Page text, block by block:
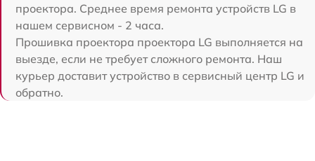
проектора. Среднее время ремонта устройств LG в
нашем сервисном - 2 часа.
Прошивка проектора проектора LG выполняется на
выезде, если не требует сложного ремонта. Наш
курьер доставит устройство в сервисный центр LG и
обратно.